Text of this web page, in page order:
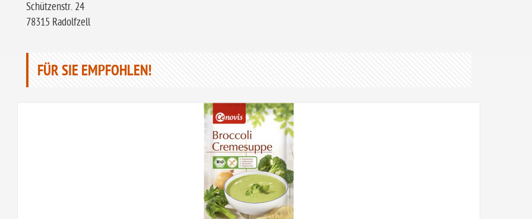
Schützenstr. 24
78315 Radolfzell
FÜR SIE EMPFOHLEN!